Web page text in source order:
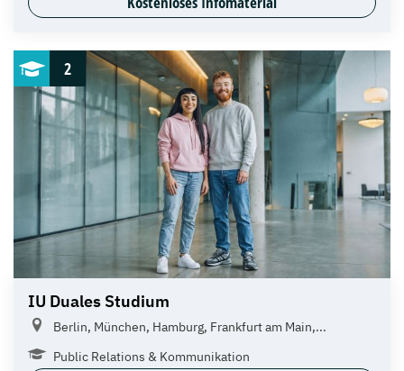
2
IU Duales Studium
Berlin, München, Hamburg, Frankfurt am Main,...
Public Relations & Kommunikation